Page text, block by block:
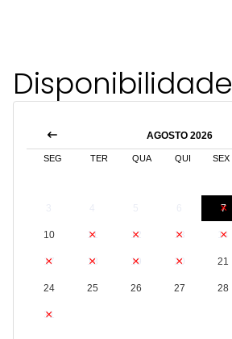
Disponibilidade
AGOSTO 2026
SEG TER QUA QUI SEX
7
10 11 12 13 14
17 18 19 20 21
24 25 26 27 28
31